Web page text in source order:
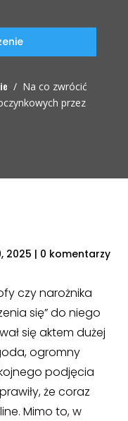
/ Na co zwrócić
przez
2025 | 0 komentarzy
czy narożnika
się” do niego
się aktem dużej
ogromny
podjęcia
że coraz
Mimo to, w